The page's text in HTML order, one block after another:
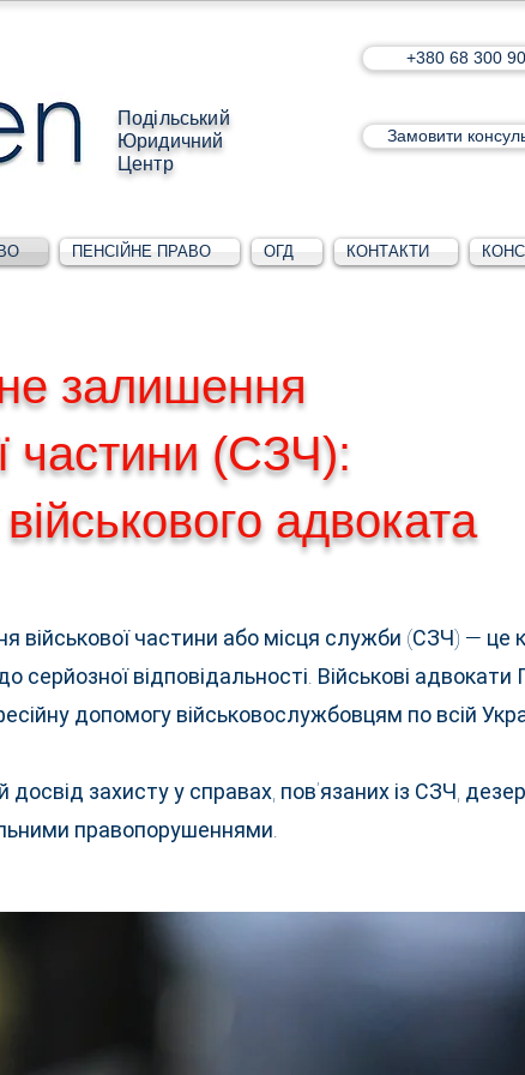
Подільський
Юридичний
Центр
+380 68 300
Замовити
ПЕНСІЙНЕ ПРАВО ОГД КОНТАКТИ
залишення
частини (СЗЧ):
адвоката
військової частини або місця служби (СЗЧ) — це
серйозної відповідальності. Військові
допомогу військовослужбовцям по всій
захисту у справах, пов’язаних із СЗЧ,
правопорушеннями.